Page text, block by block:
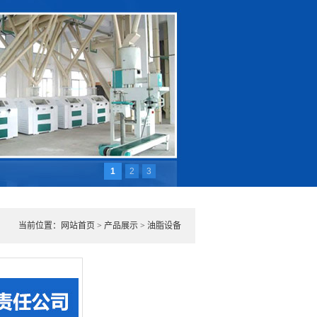
1 2 3
当前位置： 网站首页 > 产品展示 > 油脂设备